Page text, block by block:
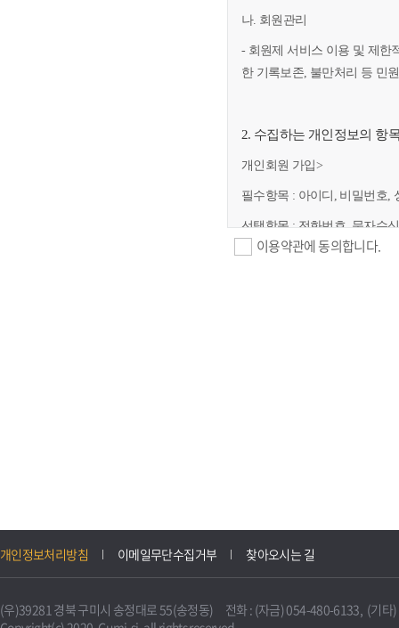
나. 회원관리
- 회원제 서비스 이용 및 제한
한 기록보존, 불만처리 등 민
2. 수집하는 개인정보의 항
개인회원 가입>
필수항목 : 아이디, 비밀번호,
선택항목 : 전화번호, 문자수
니다.
불필요하게 되었을 때에는
이용약관에 동의합니다.
개인정보처리방침 이메일무단수집거부 찾아오시는 길
(우)39281 경북 구미시 송정대로 55(송정동) 전화 : (자금) 054-480-6133, (기타